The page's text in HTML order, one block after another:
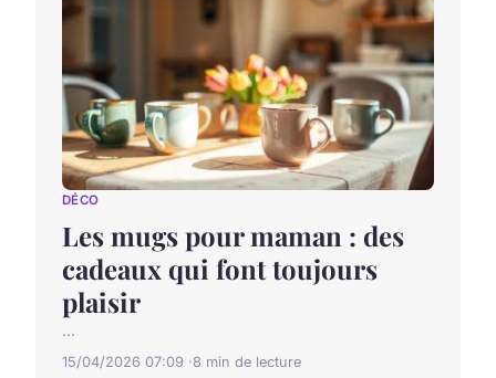
DÉCO
Les mugs pour maman : des
cadeaux qui font toujours
plaisir
...
15/04/2026 07:09 8 min de lecture